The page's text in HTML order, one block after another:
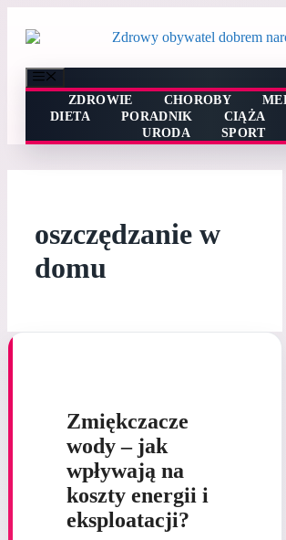
treści
ZDROWIE
CHOROBY
DIETA
PORADNIK CIĄŻA
URODA
SPORT
oszczędzanie w
domu
Zmiękczacze
wody – jak
wpływają na
koszty energii i
eksploatacji?